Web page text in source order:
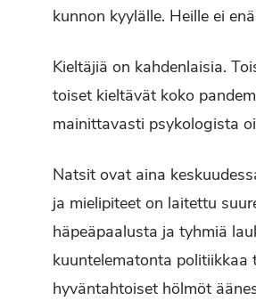
kunnon kyylälle. Heille ei
Kieltäjiä on kahdenlaisia.
toiset kieltävät koko
mainittavasti psykologista
Natsit ovat aina
ja mielipiteet on laitettu
häpeäpaalusta ja tyhmiä
kuuntelematonta politiikkaa
hyväntahtoiset hölmöt